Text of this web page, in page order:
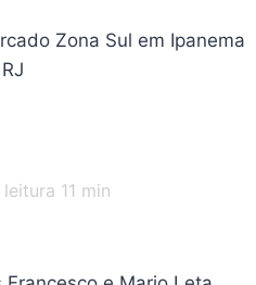
Zona Sul em Ipanema
RJ
leitura 11 min